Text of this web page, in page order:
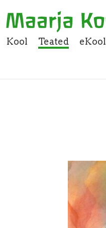
Kool Teated eKool